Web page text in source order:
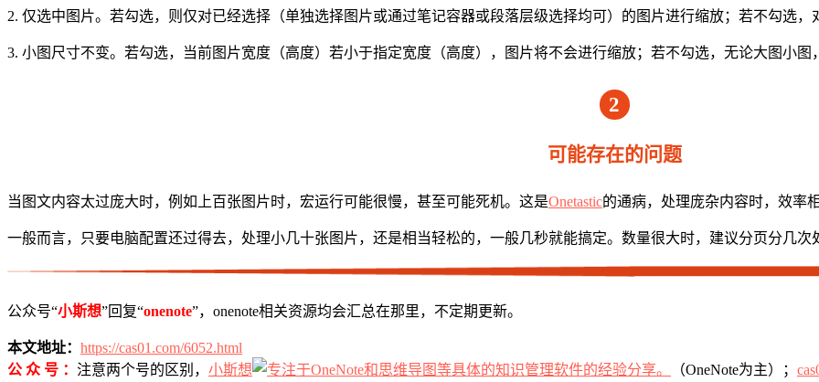
2. 仅选中图片。若勾选，则仅对已经选择（单独选择图片或通过笔记容器或段落层级选择均可）的图片进行缩放；若不勾选
3. 小图尺寸不变。若勾选，当前图片宽度（高度）若小于指定宽度（高度），图片将不会进行缩放；若不勾选，无论大图小图
2
可能存在的问题
当图文内容太过庞大时，例如上百张图片时，宏运行可能很慢，甚至可能死机。这是Onetastic的通病，处理庞杂内容时，效率
一般而言，只要电脑配置还过得去，处理小几十张图片，还是相当轻松的，一般几秒就能搞定。数量很大时，建议分页分几次
公众号“小斯想”回复“onenote”，onenote相关资源均会汇总在那里，不定期更新。
本文地址： https://cas01.com/6052.html
公 众 号 ： 注意两个号的区别， 小斯想 （OneNote为主）；